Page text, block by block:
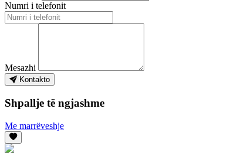
Numri i telefonit
Mesazhi
Kontakto
Shpallje të ngjashme
Me marrëveshje